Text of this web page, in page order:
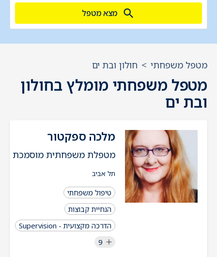
מצא מטפל
מטפל משפחתי > חולון ובת ים
מטפל משפחתי מומלץ בחולון
ובת ים
מלכה ספקטור
מטפלת משפחתית מוסמכת
תל אביב
טיפול משפחתי
הנחיית קבוצות
הדרכה מקצועית - Supervision
9